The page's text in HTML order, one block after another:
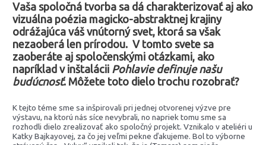
Vaša spoločná tvorba sa dá charakterizovať aj ako
vizuálna poézia magicko-abstraktnej krajiny
odrážajúca váš vnútorný svet, ktorá sa však
nezaoberá len prírodou. V tomto svete sa
zaoberáte aj spoločenskými otázkami, ako
napríklad v inštalácii Pohlavie definuje našu
budúcnosť. Môžete toto dielo trochu rozobrať?
K tejto téme sme sa inšpirovali pri jednej otvorenej výzve pre
výstavu, na ktorú nás síce nevybrali, no napriek tomu sme sa
rozhodli dielo zrealizovať ako spoločný projekt. Vznikalo v ateliéri u
Katky Bajkayovej, za čo jej veľmi pekne ďakujeme. Bol to výborne